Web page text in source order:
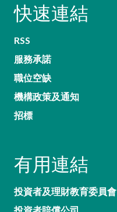
快速連結
RSS
服務承諾
職位空缺
機構政策及通知
招標
有用連結
投資者及理財教育委員會